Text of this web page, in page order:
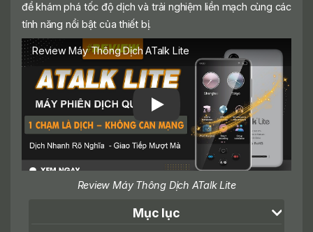
để khám phá tốc độ dịch và trải nghiệm liền mạch cùng các
tính năng nổi bật của thiết bị.
Review Máy Thông Dịch ATalk Lite
Review Máy Thông Dịch ATalk Lite
Mục lục